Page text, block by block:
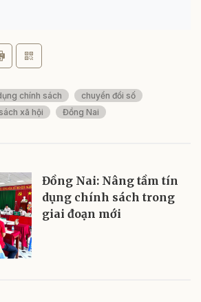
chính sách
chuyển đổi số
xã hội
Đồng Nai
Đồng Nai: Nâng tầm tín
dụng chính sách trong
giai đoạn mới